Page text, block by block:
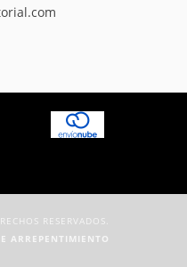
RESERVADOS.
ARREPENTIMIENTO